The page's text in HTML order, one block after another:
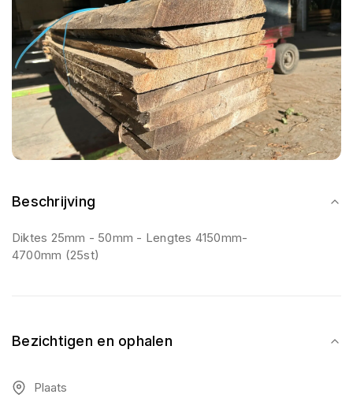
Beschrijving
Diktes 25mm - 50mm - Lengtes 4150mm-
4700mm (25st)
Bezichtigen en ophalen
Plaats